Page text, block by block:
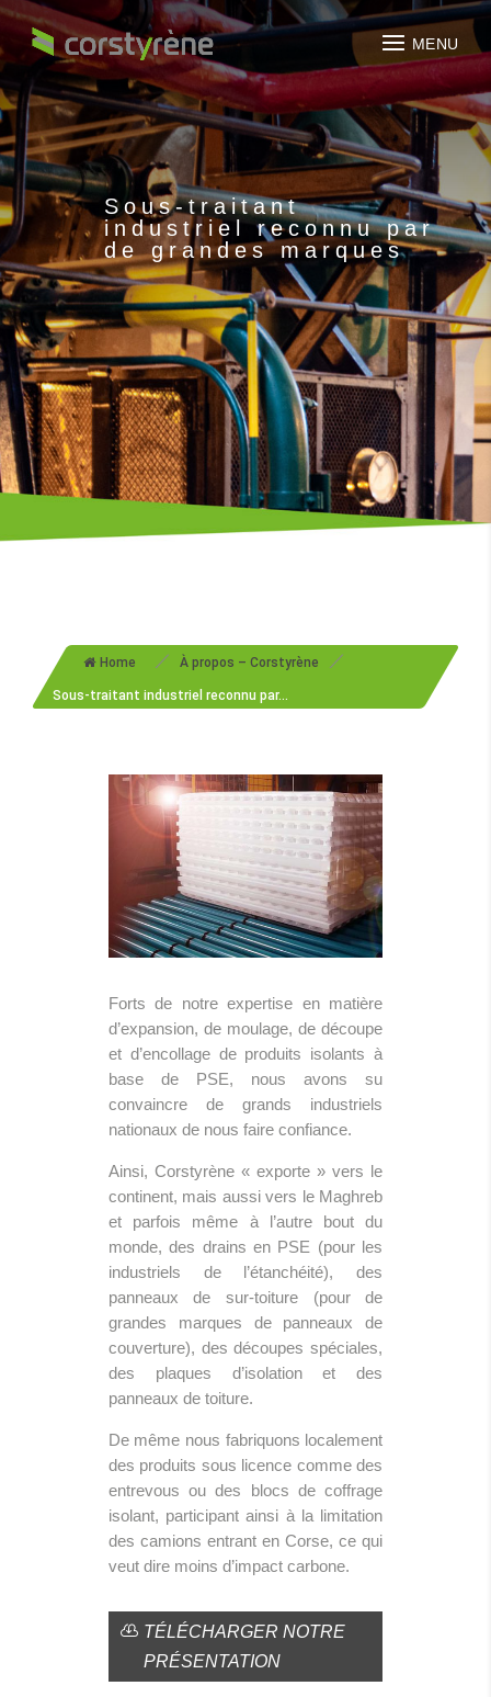
Sous-traitant
industriel reconnu par
de grandes marques
Home / À propos – Corstyrène /
Sous-traitant industriel reconnu par...
Forts de notre expertise en matière
d’expansion, de moulage, de découpe
et d’encollage de produits isolants à
base de PSE, nous avons su
convaincre de grands industriels
nationaux de nous faire confiance.
Ainsi, Corstyrène « exporte » vers le
continent, mais aussi vers le Maghreb
et parfois même à l’autre bout du
monde, des drains en PSE (pour les
industriels de l’étanchéité), des
panneaux de sur-toiture (pour de
grandes marques de panneaux de
couverture), des découpes spéciales,
des plaques d’isolation et des
panneaux de toiture.
De même nous fabriquons localement
des produits sous licence comme des
entrevous ou des blocs de coffrage
isolant, participant ainsi à la limitation
des camions entrant en Corse, ce qui
veut dire moins d’impact carbone.
TÉLÉCHARGER NOTRE
PRÉSENTATION